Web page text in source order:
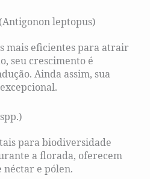
leptopus)
mais eficientes para atrair
seu crescimento é
Ainda assim, sua
para biodiversidade
a florada, oferecem
e pólen.